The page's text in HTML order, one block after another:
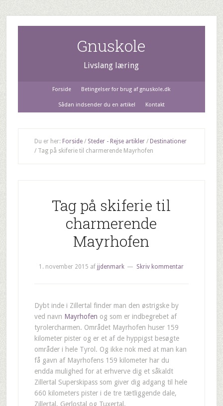
Gnuskole
Livslang læring
Forside Betingelser for brug af gnuskole.dk
Sådan indsender du en artikel Kontakt
Du er her: Forside / Steder - Rejse artikler / Destinationer
/Tag på skiferie til charmerende Mayrhofen
Tag på skiferie til
charmerende
Mayrhofen
1. november 2015 af jjdenmark Skriv kommentar
Dybt inde i Zillertal finder man den østrigske by
ved navn Mayrhofen og som er indbegrebet af
tyrolercharmen. Området Mayrhofen huser 159
kilometer pister og er et af de hyppigst besøgte
områder i hele Tyrol. Og ikke nok med at man kan
få gavn af Mayrhofens 159 kilometer har du
endda mulighed for at erhverve dig et såkaldt
Zillertal Superskipass som giver dig adgang til hele
660 kilometers pister i de tre tætliggende dale,
Zillertal, Gerlostal og Tuxertal.